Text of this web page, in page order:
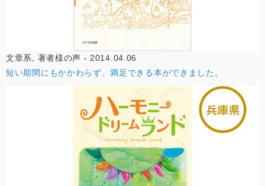
文章系, 著者様の声 - 2014.04.06
短い期間にもかかわらず、満足できる本ができました。